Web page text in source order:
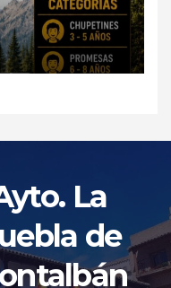
La
de